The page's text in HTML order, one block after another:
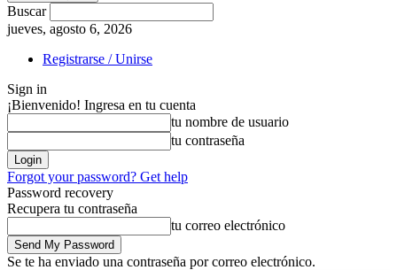
Buscar
jueves, agosto 6, 2026
Registrarse / Unirse
Sign in
¡Bienvenido! Ingresa en tu cuenta
tu nombre de usuario
tu contraseña
Forgot your password? Get help
Password recovery
Recupera tu contraseña
tu correo electrónico
Se te ha enviado una contraseña por correo electrónico.